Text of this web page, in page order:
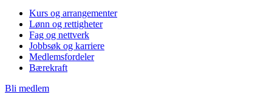
Kurs og arrangementer
Lønn og rettigheter
Fag og nettverk
Jobbsøk og karriere
Medlemsfordeler
Bærekraft
Bli medlem